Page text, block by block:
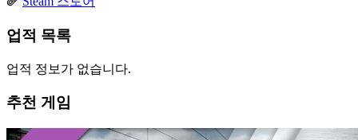
업적 목록
업적 정보가 없습니다.
추천 게임